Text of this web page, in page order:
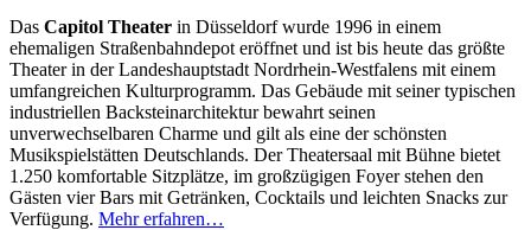
Das Capitol Theater in Düsseldorf wurde 1996 in einem
ehemaligen Straßenbahndepot eröffnet und ist bis heute das größte
Theater in der Landeshauptstadt Nordrhein‑Westfalens mit einem
umfangreichen Kulturprogramm. Das Gebäude mit seiner typischen
industriellen Backsteinarchitektur bewahrt seinen
unverwechselbaren Charme und gilt als eine der schönsten
Musikspielstätten Deutschlands. Der Theatersaal mit Bühne bietet
1.250 komfortable Sitzplätze, im großzügigen Foyer stehen den
Gästen vier Bars mit Getränken, Cocktails und leichten Snacks zur
Verfügung. Mehr erfahren…